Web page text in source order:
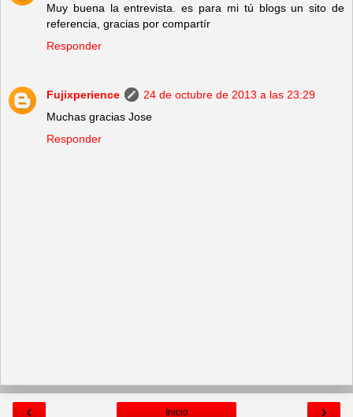
Muy buena la entrevista. es para mi tú blogs un sito de
referencia, gracias por compartír
Responder
Fujixperience
24 de octubre de 2013 a las 23:29
Muchas gracias Jose
Responder
‹ ›
Inicio